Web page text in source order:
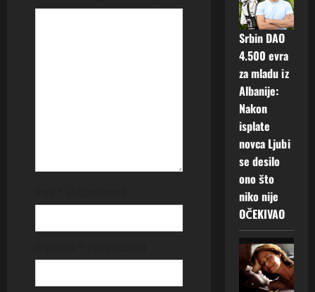
g
Srbin DAO
4.500 evra
za mladu iz
Albanije:
Nakon
isplate
novca Ljubi
se desilo
ono što
niko nije
OČEKIVAO